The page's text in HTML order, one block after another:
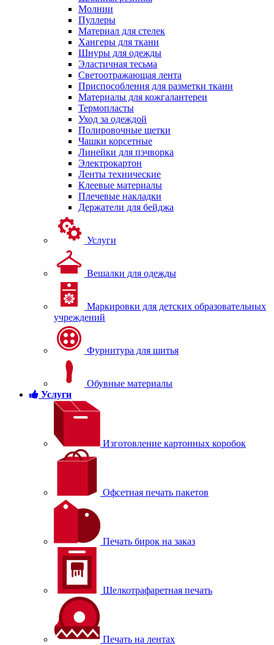
Молнии
Пуллеры
Материал для стелек
Хангеры для ткани
Шнуры для одежды
Эластичная тесьма
Светоотражающая лента
Приспособления для разметки ткани
Материалы для кожгалантереи
Термопласты
Уход за одеждой
Полировочные щетки
Чашки корсетные
Линейки для пэчворка
Электрокартон
Ленты технические
Клеевые материалы
Плечевые накладки
Держатели для бейджа
Услуги
Вешалки для одежды
Маркировки для детских образовательных
учреждений
Фурнитура для шитья
Обувные материалы
Услуги
Изготовление картонных коробок
Офсетная печать пакетов
Печать бирок на заказ
Шелкотрафаретная печать
Печать на лентах